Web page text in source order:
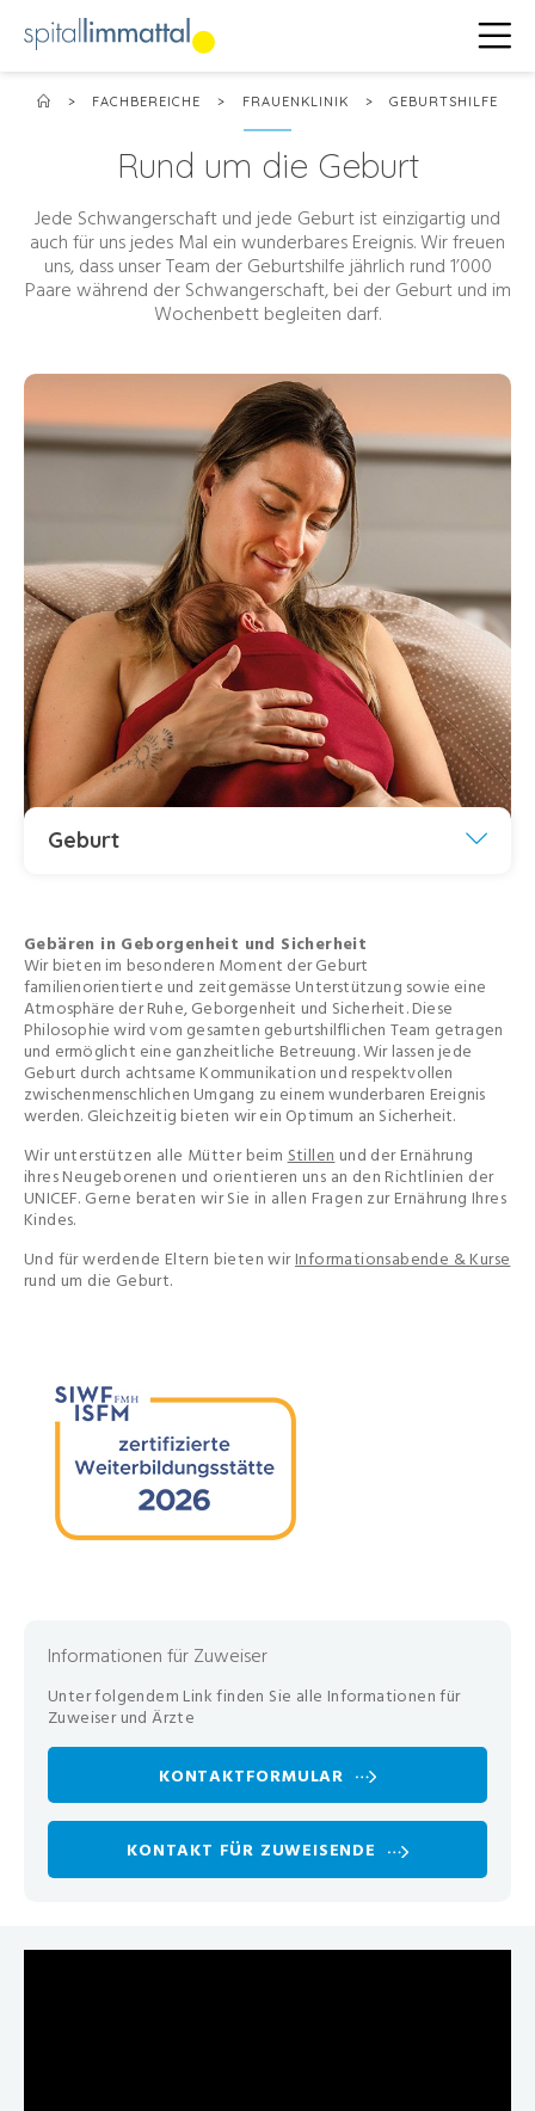
> FACHBEREICHE > FRAUENKLINIK > GEBURTSHILFE
Rund um die Geburt
Jede Schwangerschaft und jede Geburt ist einzigartig und
auch für uns jedes Mal ein wunderbares Ereignis. Wir freuen
uns, dass unser Team der Geburtshilfe jährlich rund 1’000
Paare während der Schwangerschaft, bei der Geburt und im
Wochenbett begleiten darf.
Geburt
Gebären in Geborgenheit und Sicherheit
Wir bieten im besonderen Moment der Geburt
familienorientierte und zeitgemässe Unterstützung sowie eine
Atmosphäre der Ruhe, Geborgenheit und Sicherheit. Diese
Philosophie wird vom gesamten geburtshilflichen Team getragen
und ermöglicht eine ganzheitliche Betreuung. Wir lassen jede
Geburt durch achtsame Kommunikation und respektvollen
zwischenmenschlichen Umgang zu einem wunderbaren Ereignis
werden. Gleichzeitig bieten wir ein Optimum an Sicherheit.
Wir unterstützen alle Mütter beim Stillen und der Ernährung
ihres Neugeborenen und orientieren uns an den Richtlinien der
UNICEF. Gerne beraten wir Sie in allen Fragen zur Ernährung Ihres
Kindes.
Und für werdende Eltern bieten wirInformationsabende & Kurse
rund um die Geburt.
Informationen für Zuweiser
Unter folgendem Link finden Sie alle Informationen für
Zuweiser und Ärzte
KONTAKTFORMULAR
KONTAKT FÜR ZUWEISENDE